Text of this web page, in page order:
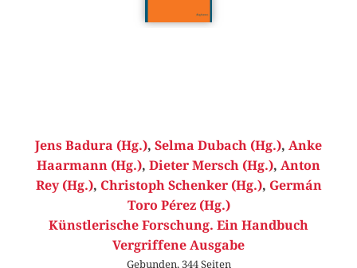
Jens Badura (Hg.), Selma Dubach (Hg.), Anke
Haarmann (Hg.), Dieter Mersch (Hg.), Anton
Rey (Hg.), Christoph Schenker (Hg.), Germán
Toro Pérez (Hg.)
Künstlerische Forschung. Ein Handbuch
Vergriffene Ausgabe
Gebunden, 344 Seiten